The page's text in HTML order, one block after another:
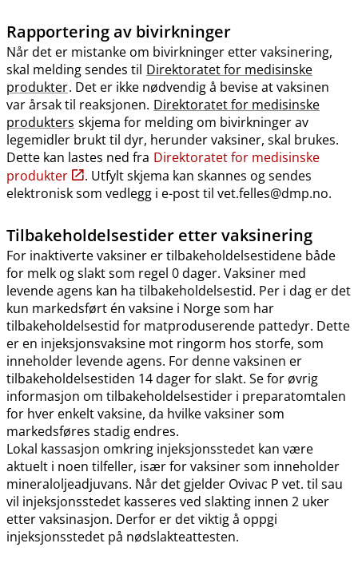
Rapportering av bivirkninger
Når det er mistanke om bivirkninger etter vaksinering,
skal melding sendes til Direktoratet for medisinske
produkter. Det er ikke nødvendig å bevise at vaksinen
var årsak til reaksjonen. Direktoratet for medisinske
produkters skjema for melding om bivirkninger av
legemidler brukt til dyr, herunder vaksiner, skal brukes.
Dette kan lastes ned fra Direktoratet for medisinske
produkter
. Utfylt skjema kan skannes og sendes
elektronisk som vedlegg i e-post til vet.felles@dmp.no.
Tilbakeholdelsestider etter vaksinering
For inaktiverte vaksiner er tilbakeholdelsestidene både
for melk og slakt som regel 0 dager. Vaksiner med
levende agens kan ha tilbakeholdelsestid. Per i dag er det
kun markedsført én vaksine i Norge som har
tilbakeholdelsestid for matproduserende pattedyr. Dette
er en injeksjonsvaksine mot ringorm hos storfe, som
inneholder levende agens. For denne vaksinen er
tilbakeholdelsestiden 14 dager for slakt. Se for øvrig
informasjon om tilbakeholdelsestider i preparatomtalen
for hver enkelt vaksine, da hvilke vaksiner som
markedsføres stadig endres.
Lokal kassasjon omkring injeksjonsstedet kan være
aktuelt i noen tilfeller, især for vaksiner som inneholder
mineraloljeadjuvans. Når det gjelder Ovivac P vet. til sau
vil injeksjonsstedet kasseres ved slakting innen 2 uker
etter vaksinasjon. Derfor er det viktig å oppgi
injeksjonsstedet på nødslakteattesten.